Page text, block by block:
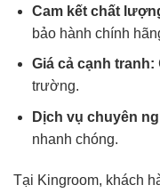
Cam kết chất
bảo hành chính
Giá cả cạnh tranh:
trường.
Dịch vụ chuyên
nhanh chóng.
Tại Kingroom, khách